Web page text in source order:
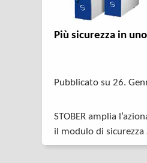
Più sicurezza in
Pubblicato su 26.
STOBER amplia
il modulo di sicurezza